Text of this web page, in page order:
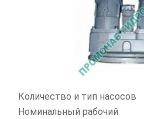
Количество и тип насосов
Номинальный рабочий